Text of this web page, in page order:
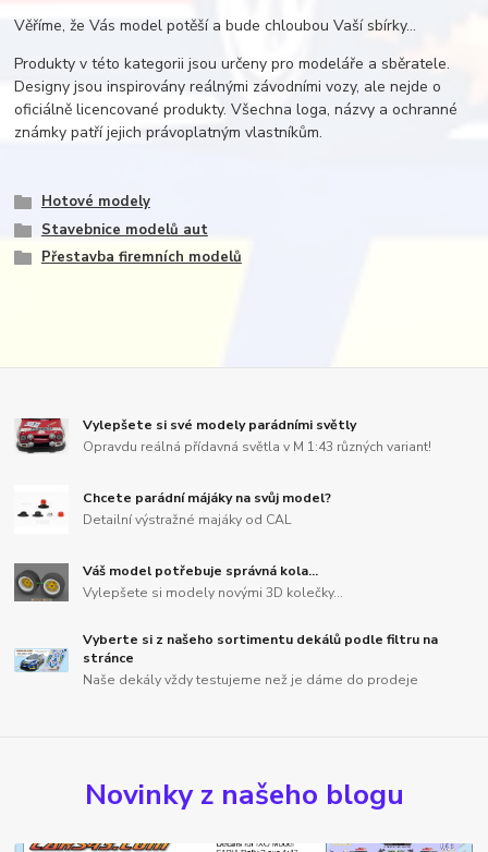
Věříme, že Vás model potěší a bude chloubou Vaší sbírky...
Produkty v této kategorii jsou určeny pro modeláře a sběratele.
Designy jsou inspirovány reálnými závodními vozy, ale nejde o
oficiálně licencované produkty. Všechna loga, názvy a ochranné
známky patří jejich právoplatným vlastníkům.
Hotové modely
Stavebnice modelů aut
Přestavba firemních modelů
Vylepšete si své modely parádními světly
Opravdu reálná přídavná světla v M 1:43 různých variant!
Chcete parádní májáky na svůj model?
Detailní výstražné majáky od CAL
Váš model potřebuje správná kola...
Vylepšete si modely novými 3D kolečky...
Vyberte si z našeho sortimentu dekálů podle filtru na
stránce
Naše dekály vždy testujeme než je dáme do prodeje
Novinky z našeho blogu